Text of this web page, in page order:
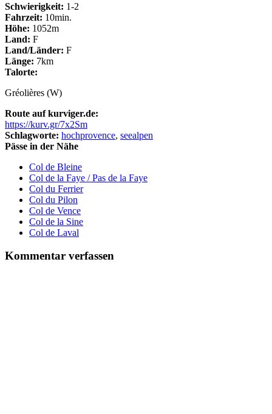
Schwierigkeit: 1-2
Fahrzeit: 10min.
Höhe: 1052m
Land: F
Land/Länder: F
Länge: 7km
Talorte:
Gréolières (W)
Route auf kurviger.de:
https://kurv.gr/7x2Sm
Schlagworte: hochprovence, seealpen
Pässe in der Nähe
Col de Bleine
Col de la Faye / Pas de la Faye
Col du Ferrier
Col du Pilon
Col de Vence
Col de la Sine
Col de Laval
Kommentar verfassen